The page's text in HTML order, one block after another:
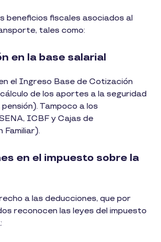
beneficios fiscales asociados al
tales como:
en la base salarial
el Ingreso Base de Cotización
de los aportes a la seguridad
Tampoco a los
ICBF y Cajas de
Familiar).
en el impuesto sobre la
a las deducciones, que por
reconocen las leyes del impuesto